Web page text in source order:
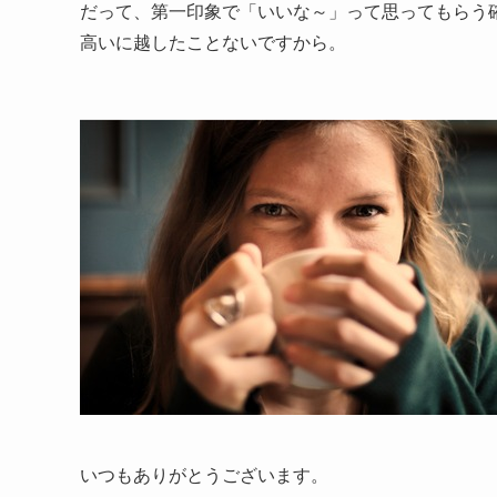
だって、第一印象で「いいな～」って思ってもらう
高いに越したことないですから。
いつもありがとうございます。